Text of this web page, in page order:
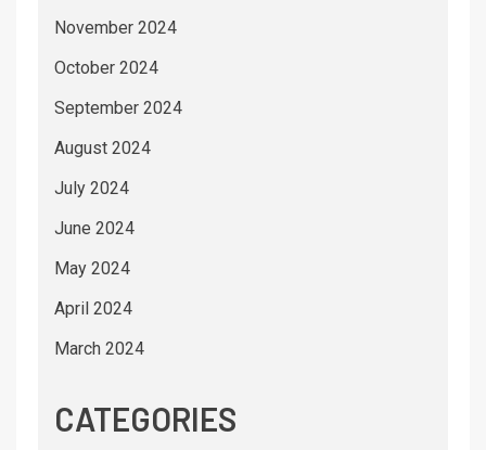
November 2024
October 2024
September 2024
August 2024
July 2024
June 2024
May 2024
April 2024
March 2024
CATEGORIES